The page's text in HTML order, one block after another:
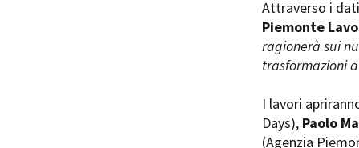
Amministrazione trasparente
Attraverso i
Piemonte
ragionerà sui
trasformazioni
I lavori
Days), Paolo
(Agenzia